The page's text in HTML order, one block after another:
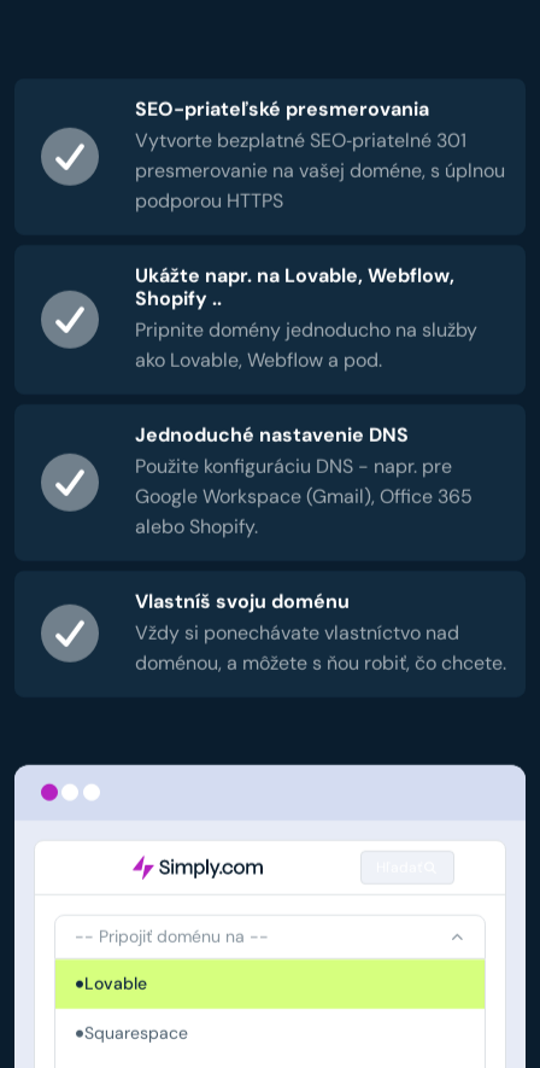
SEO-priateľské presmerovania
Vytvorte bezplatné SEO‑priatelné 301
presmerovanie na vašej doméne, s úplnou
podporou HTTPS
Ukážte napr. na Lovable, Webflow,
Shopify ..
Pripnite domény jednoducho na služby
ako Lovable, Webflow a pod.
Jednoduché nastavenie DNS
Použite konfiguráciu DNS - napr. pre
Google Workspace (Gmail), Office 365
alebo Shopify.
Vlastníš svoju doménu
Vždy si ponechávate vlastníctvo nad
doménou, a môžete s ňou robiť, čo chcete.
-- Pripojiť doménu na --
Lovable
Squarespace